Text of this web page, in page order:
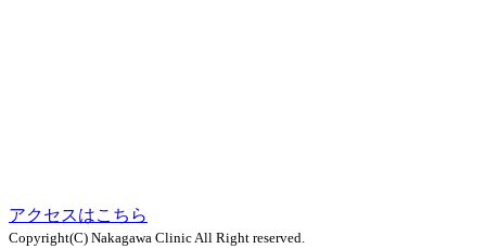
アクセスはこちら
Copyright(C) Nakagawa Clinic All Right reserved.